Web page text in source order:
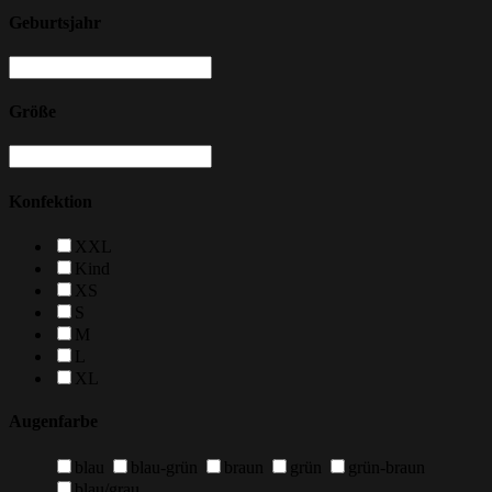
Geburtsjahr
Größe
Konfektion
XXL
Kind
XS
S
M
L
XL
Augenfarbe
blau blau-grün braun grün
grün-braun